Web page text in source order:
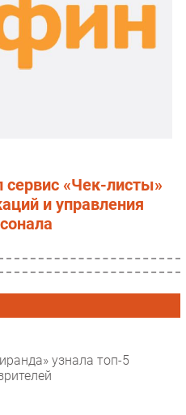
сервис «Чек-листы»
и управления
узнала топ-5